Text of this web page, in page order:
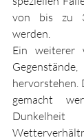
von bis zu
werden.
Ein weiterer
hervorstehen.
gemacht